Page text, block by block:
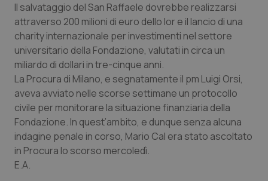
Toscana
Umbria
Valle D’Aosta
Veneto
Obesità
Oftalmologia
Oncodermatologia
Oncoematologia
Oncologia & Nutrizione
Il salvataggio del San Raffaele dovrebbe realizzarsi
attraverso 200 milioni di euro dello Ior e il lancio di una
charity internazionale per investimenti nel settore
universitario della Fondazione, valutati in circa un
miliardo di dollari in tre-cinque anni.
La Procura di Milano, e segnatamente il pm Luigi Orsi,
aveva avviato nelle scorse settimane un protocollo
civile per monitorare la situazione finanziaria della
Fondazione. In quest’ambito, e dunque senza alcuna
indagine penale in corso, Mario Cal era stato ascoltato
in Procura lo scorso mercoledì.
E.A.